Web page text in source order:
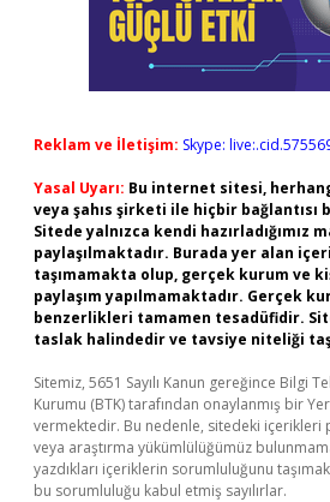
Reklam ve İletişim: Skype:
Yasal Uyarı: Bu internet sitesi,
veya şahıs şirketi ile hiçbir bağlantısı
Sitede yalnızca kendi hazırladığımız
paylaşılmaktadır. Burada yer alan
taşımamakta olup, gerçek kurum ve
paylaşım yapılmamaktadır. Gerçek
benzerlikleri tamamen tesadüfidir.
taslak halindedir ve tavsiye niteliği
Sitemiz, 5651 Sayılı Kanun gereğince Bilgi
Kurumu (BTK) tarafından onaylanmış bir
vermektedir. Bu nedenle, sitedeki
veya araştırma yükümlülüğümüz
yazdıkları içeriklerin sorumluluğunu
bu sorumluluğu kabul etmiş sayılırlar.